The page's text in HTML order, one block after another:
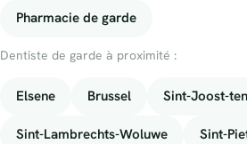
Pharmacie de garde
Dentiste de garde à proximité :
Elsene Brussel Sint-Joost-
Sint-Lambrechts-Woluwe Sint-